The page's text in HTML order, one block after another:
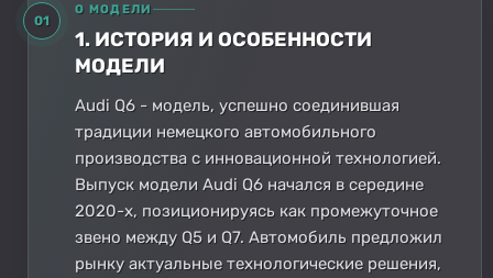
01
О МОДЕЛИ
1. ИСТОРИЯ И ОСОБЕННОСТИ
МОДЕЛИ
Audi Q6 - модель, успешно соединившая
традиции немецкого автомобильного
производства с инновационной технологией.
Выпуск модели Audi Q6 начался в середине
2020-х, позиционируясь как промежуточное
звено между Q5 и Q7. Автомобиль предложил
рынку актуальные технологические решения,